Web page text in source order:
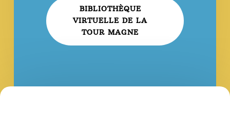
BIBLIOTHÈQUE
VIRTUELLE DE LA
TOUR MAGNE